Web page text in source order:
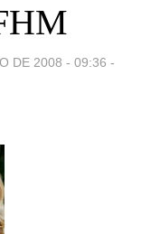
DE 2008 - 09:36 -